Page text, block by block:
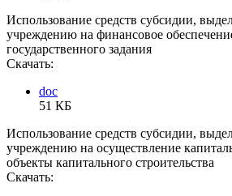
Использование средств субсидии,
учреждению на финансовое
государственного задания
Скачать:
doc
51 КБ
Использование средств субсидии,
учреждению на осуществление
объекты капитального строительства
Скачать: